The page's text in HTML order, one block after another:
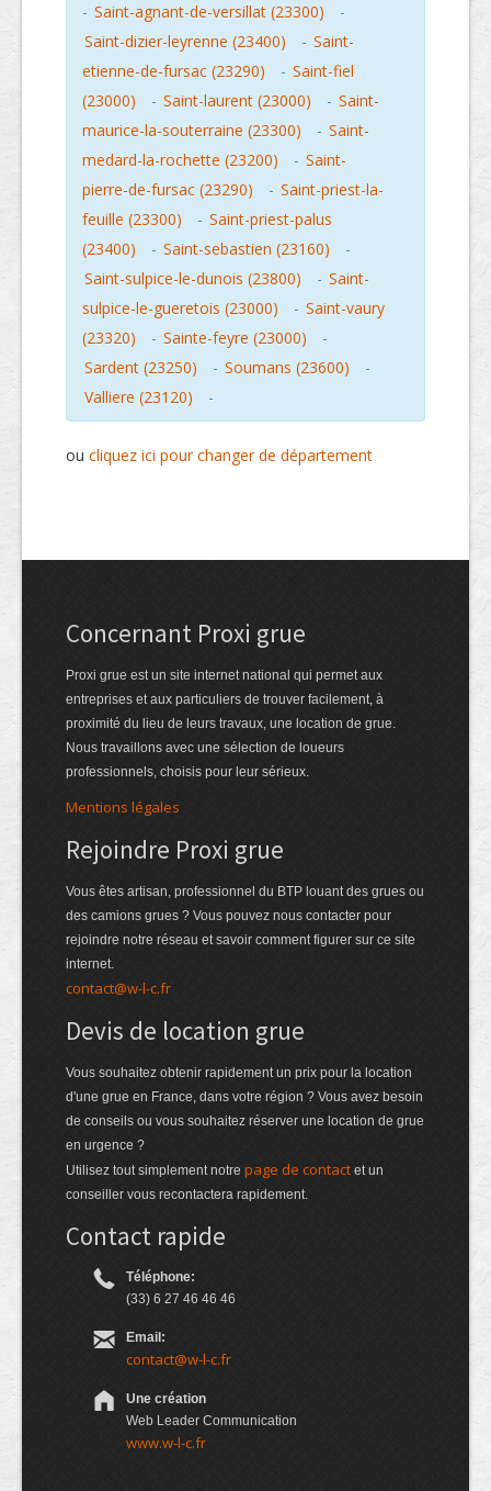
- Saint-agnant-de-versillat (23300)
-
Saint-dizier-leyrenne (23400)
- Saint-
etienne-de-fursac (23290)
- Saint-fiel
(23000)
- Saint-laurent (23000) - Saint-
maurice-la-souterraine (23300)
- Saint-
medard-la-rochette (23200)
- Saint-
pierre-de-fursac (23290)
- Saint-priest-la-
feuille (23300)
- Saint-priest-palus
(23400)
- Saint-sebastien (23160)
-
Saint-sulpice-le-dunois (23800)
- Saint-
sulpice-le-gueretois (23000)
- Saint-vaury
(23320)
- Sainte-feyre (23000)
-
Sardent (23250)
- Soumans (23600)
-
Valliere (23120)
-
ou cliquez ici pour changer de département
Concernant Proxi grue
Proxi grue est un site internet national qui permet aux
entreprises et aux particuliers de trouver facilement, à
proximité du lieu de leurs travaux, une location de grue.
Nous travaillons avec une sélection de loueurs
professionnels, choisis pour leur sérieux.
Mentions légales
Rejoindre Proxi grue
Vous êtes artisan, professionnel du BTP louant des grues ou
des camions grues ? Vous pouvez nous contacter pour
rejoindre notre réseau et savoir comment figurer sur ce site
internet.
contact@w-l-c.fr
Devis de location grue
Vous souhaitez obtenir rapidement un prix pour la location
d'une grue en France, dans votre région ? Vous avez besoin
de conseils ou vous souhaitez réserver une location de grue
en urgence ?
Utilisez tout simplement notre page de contact et un
conseiller vous recontactera rapidement.
Contact rapide
Téléphone:
(33) 6 27 46 46 46
Email:
contact@w-l-c.fr
Une création
Web Leader Communication
www.w-l-c.fr